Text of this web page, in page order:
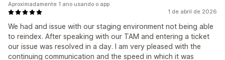
1 de abril de 2026
We had and issue with our staging environment not being able
to reindex. After speaking with our TAM and entering a ticket
our issue was resolved in a day. I am very pleased with the
continuing communication and the speed in which it was
Aproximadamente 1 ano usando o app